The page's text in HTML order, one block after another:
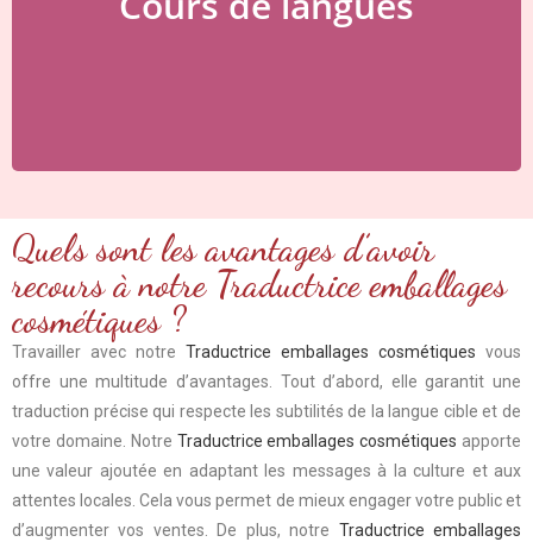
Quels sont les avantages d’avoir
recours à notre Traductrice emballages
cosmétiques ?
Travailler avec notre Traductrice emballages cosmétiques vous
offre une multitude d’avantages. Tout d’abord, elle garantit une
traduction précise qui respecte les subtilités de la langue cible et de
votre domaine. Notre Traductrice emballages cosmétiques apporte
une valeur ajoutée en adaptant les messages à la culture et aux
attentes locales. Cela vous permet de mieux engager votre public et
d’augmenter vos ventes. De plus, notre Traductrice emballages